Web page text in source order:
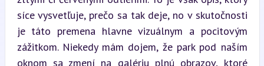
síce vysvetľuje, prečo sa tak deje, no v skutočnosti
je táto premena hlavne vizuálnym a pocitovým
zážitkom. Niekedy mám dojem, že park pod naším
oknom sa zmení na galériu plnú obrazov, ktoré